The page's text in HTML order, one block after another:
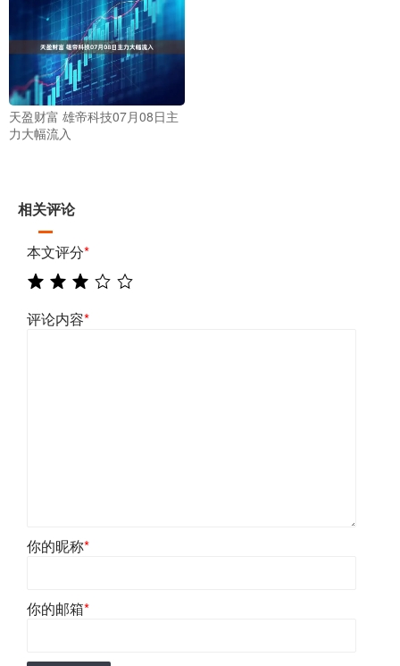
天盈财富 雄帝科技07月08日主
力大幅流入
相关评论
本文评分*
评论内容*
你的昵称*
你的邮箱*